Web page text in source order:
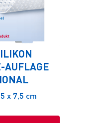
AUFLAGE
x 7,5 cm